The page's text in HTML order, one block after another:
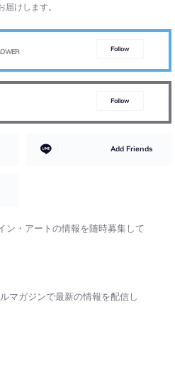
届けします。
Follow
Follow
Add Friends
ン・アートの情報を随時募集して
マガジンで最新の情報を配信し